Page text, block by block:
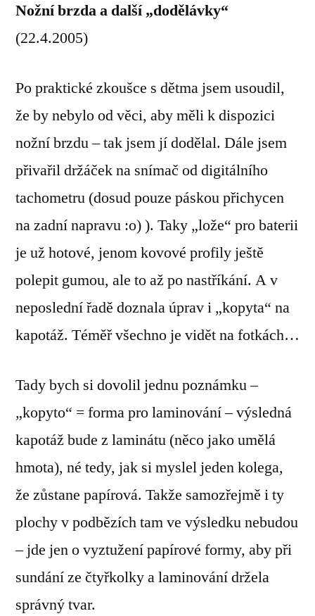
Nožní brzda a další „dodělávky“
(22.4.2005)
Po praktické zkoušce s dětma jsem usoudil,
že by nebylo od věci, aby měli k dispozici
nožní brzdu – tak jsem jí dodělal. Dále jsem
přivařil držáček na snímač od digitálního
tachometru (dosud pouze páskou přichycen
na zadní napravu :o) ). Taky „lože“ pro baterii
je už hotové, jenom kovové profily ještě
polepit gumou, ale to až po nastříkání. A v
neposlední řadě doznala úprav i „kopyta“ na
kapotáž. Téměř všechno je vidět na fotkách…
Tady bych si dovolil jednu poznámku –
„kopyto“ = forma pro laminování – výsledná
kapotáž bude z laminátu (něco jako umělá
hmota), né tedy, jak si myslel jeden kolega,
že zůstane papírová. Takže samozřejmě i ty
plochy v podbězích tam ve výsledku nebudou
– jde jen o vyztužení papírové formy, aby při
sundání ze čtyřkolky a laminování držela
správný tvar.